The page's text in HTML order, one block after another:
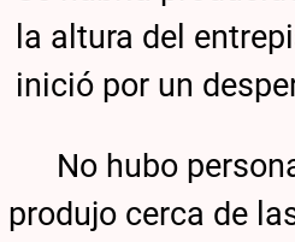
la altura del
inició por un
No hubo
produjo cerca de